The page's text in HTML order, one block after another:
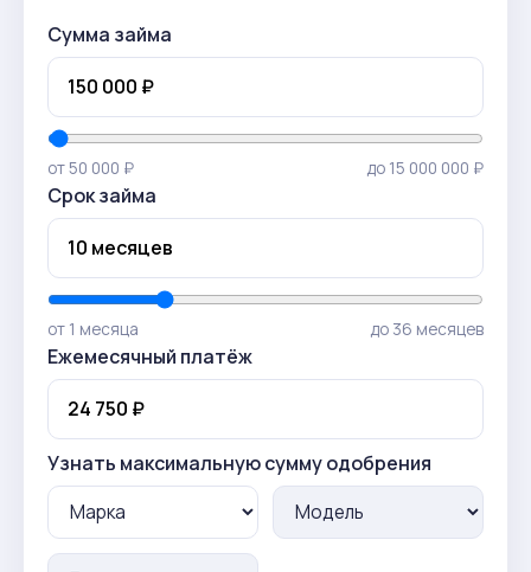
Сумма займа
от 50 000 ₽ до 15 000 000 ₽
Срок займа
от 1 месяца до 36 месяцев
Ежемесячный платёж
Узнать максимальную сумму одобрения